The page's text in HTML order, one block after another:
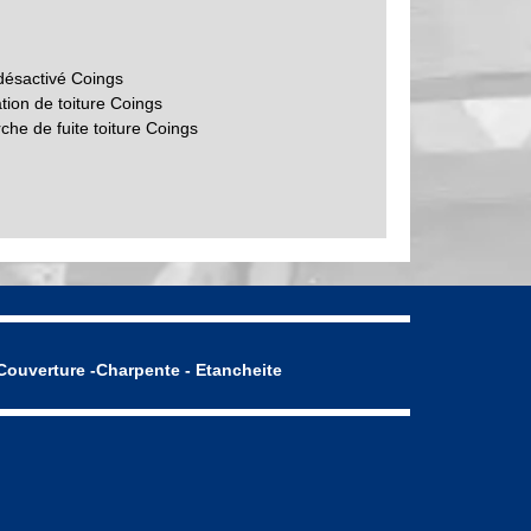
Coings
de toiture Coings
de fuite toiture Coings
-Charpente - Etancheite